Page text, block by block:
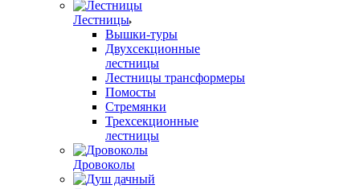
Лестницы
Вышки-туры
Двухсекционные
лестницы
Лестницы трансформеры
Помосты
Стремянки
Трехсекционные
лестницы
Дровоколы